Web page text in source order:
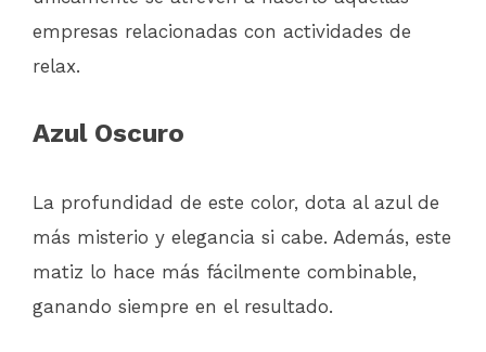
empresas relacionadas con actividades de
relax.
Azul Oscuro
La profundidad de este color, dota al azul de
más misterio y elegancia si cabe. Además, este
matiz lo hace más fácilmente combinable,
ganando siempre en el resultado.